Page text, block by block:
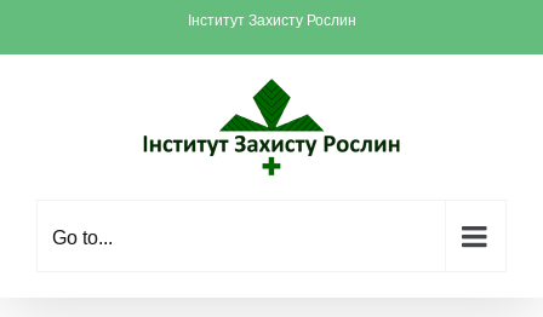
Інститут Захисту Рослин
Go to...